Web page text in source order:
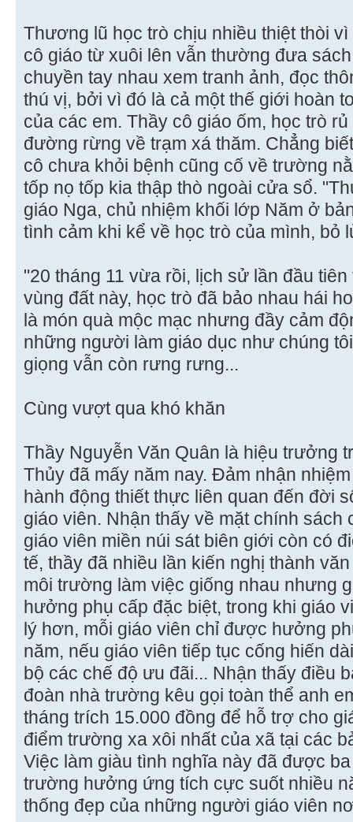
Thương lũ học trò chịu nhiều thiệt thòi
cô giáo từ xuôi lên vẫn thường đưa
chuyền tay nhau xem tranh ảnh, đọc
thú vị, bởi vì đó là cả một thế giới hoàn
của các em. Thầy cô giáo ốm, học trò
đường rừng về trạm xá thăm. Chẳng
cô chưa khỏi bệnh cũng cố về trường
tốp nọ tốp kia thập thò ngoài cửa sổ.
giáo Nga, chủ nhiệm khối lớp Năm ở
tình cảm khi kể về học trò của mình, bỏ
"20 tháng 11 vừa rồi, lịch sử lần đầu
vùng đất này, học trò đã bảo nhau hái
là món quà mộc mạc nhưng đầy cảm
những người làm giáo dục như chúng
giọng vẫn còn rưng rưng...
Cùng vượt qua khó khăn
Thầy Nguyễn Văn Quân là hiệu trưởng
Thủy đã mấy năm nay. Ðảm nhận
hành động thiết thực liên quan đến đời
giáo viên. Nhận thấy về mặt chính sách
giáo viên miền núi sát biên giới còn có
tế, thầy đã nhiều lần kiến nghị thành
môi trường làm việc giống nhau nhưng
hưởng phụ cấp đặc biệt, trong khi giáo
lý hơn, mỗi giáo viên chỉ được hưởng
năm, nếu giáo viên tiếp tục cống hiến
bộ các chế độ ưu đãi... Nhận thấy điều
đoàn nhà trường kêu gọi toàn thể anh
tháng trích 15.000 đồng để hỗ trợ cho
điểm trường xa xôi nhất của xã tại các
Việc làm giàu tình nghĩa này đã được
trường hưởng ứng tích cực suốt nhiều
thống đẹp của những người giáo viên